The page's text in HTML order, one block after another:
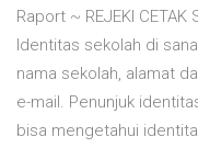
Raport ~ REJEKI
Identitas sekolah di
nama sekolah, alamat
e-mail. Penunjuk
bisa mengetahui